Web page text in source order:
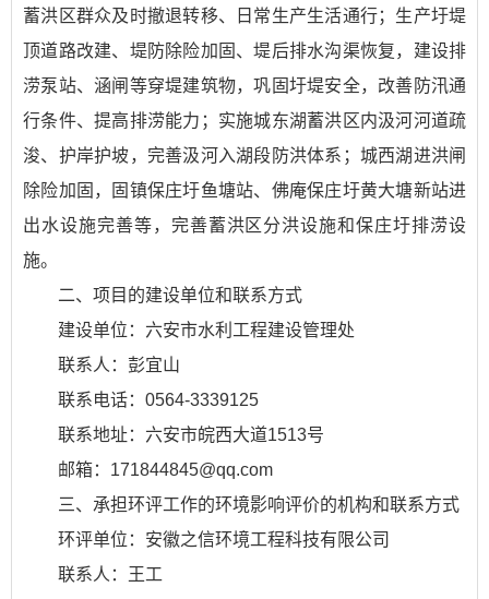
蓄洪区群众及时撤退转移、日常生产生活通行；生产圩堤
顶道路改建、堤防除险加固、堤后排水沟渠恢复，建设排
涝泵站、涵闸等穿堤建筑物，巩固圩堤安全，改善防汛通
行条件、提高排涝能力；实施城东湖蓄洪区内汲河河道疏
浚、护岸护坡，完善汲河入湖段防洪体系；城西湖进洪闸
除险加固，固镇保庄圩鱼塘站、佛庵保庄圩黄大塘新站进
出水设施完善等，完善蓄洪区分洪设施和保庄圩排涝设
施。
二、项目的建设单位和联系方式
建设单位：六安市水利工程建设管理处
联系人：彭宜山
联系电话：0564-3339125
联系地址：六安市皖西大道1513号
邮箱：171844845@qq.com
三、承担环评工作的环境影响评价的机构和联系方式
环评单位：安徽之信环境工程科技有限公司
联系人：王工